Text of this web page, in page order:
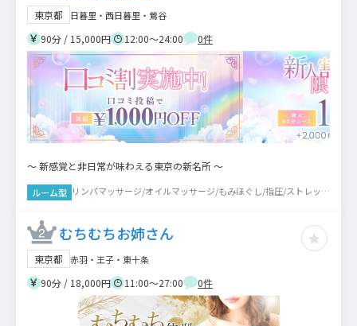
東京都 日暮里・西日暮里・鶯谷
90分 / 15,000円 12:00～24:00 0件
～ 新感覚と非日常が味わえる東京の新名所 ～
ルーム型 リンパマッサージ/オイルマッサージ/もみほぐし/指圧/ストレッ
チ/脱毛
むちむちお姉さん
東京都 赤羽・王子・東十条
90分 / 18,000円 11:00～27:00 0件